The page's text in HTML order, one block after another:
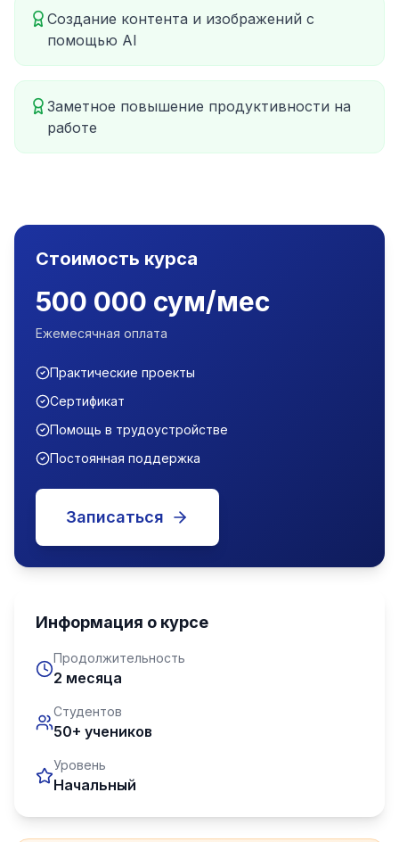
Создание контента и изображений с
помощью AI
Заметное повышение продуктивности на
работе
Стоимость курса
500 000 сум/мес
Ежемесячная оплата
Практические проекты
Сертификат
Помощь в трудоустройстве
Постоянная поддержка
Записаться
Информация о курсе
Продолжительность
2 месяца
Студентов
50+ учеников
Уровень
Начальный